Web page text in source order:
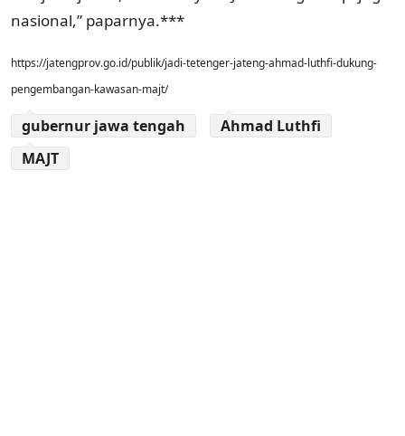
nasional,” paparnya.***
https://jatengprov.go.id/publik/jadi-tetenger-jateng-ahmad-luthfi-dukung-
pengembangan-kawasan-majt/
gubernur jawa tengah
Ahmad Luthfi
MAJT